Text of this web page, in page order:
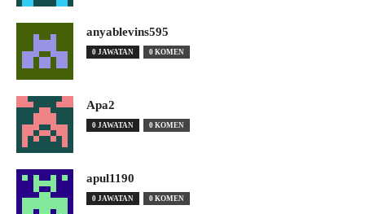
anyablevins595
0 JAWATAN 0 KOMEN
Apa2
0 JAWATAN 0 KOMEN
apul1190
0 JAWATAN 0 KOMEN